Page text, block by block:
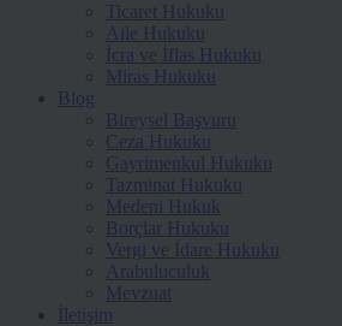
Ticaret Hukuku
Aile Hukuku
İcra ve İflas Hukuku
Miras Hukuku
Blog
Bireysel Başvuru
Ceza Hukuku
Gayrimenkul Hukuku
Tazminat Hukuku
Medeni Hukuk
Borçlar Hukuku
Vergi ve İdare Hukuku
Arabuluculuk
Mevzuat
İletişim